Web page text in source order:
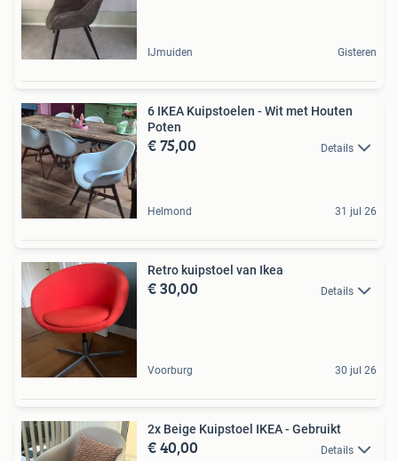
IJmuiden Gisteren
6 IKEA Kuipstoelen - Wit met Houten
Poten
€ 75,00 Details
Helmond 31 jul 26
Retro kuipstoel van Ikea
€ 30,00 Details
Voorburg 30 jul 26
2x Beige Kuipstoel IKEA - Gebruikt
€ 40,00 Details